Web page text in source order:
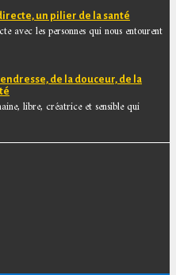
un pilier de la santé
avec les personnes qui nous entourent
de la douceur, de la
libre, créatrice et sensible qui